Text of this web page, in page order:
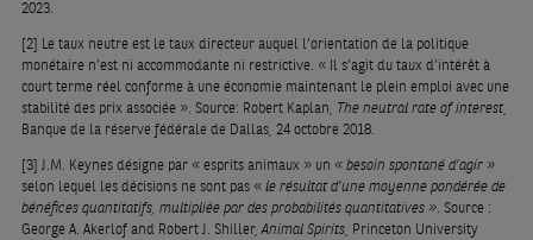
2023.
[2] Le taux neutre est le taux directeur auquel l’orientation de la politique
monétaire n’est ni accommodante ni restrictive. « Il s’agit du taux d’intérêt à
court terme réel conforme à une économie maintenant le plein emploi avec une
stabilité des prix associée ». Source: Robert Kaplan, The neutral rate of interest,
Banque de la réserve fédérale de Dallas, 24 octobre 2018.
[3] J.M. Keynes désigne par « esprits animaux » un « besoin spontané d’agir »
selon lequel les décisions ne sont pas « le résultat d’une moyenne pondérée de
bénéfices quantitatifs, multipliée par des probabilités quantitatives ». Source :
George A. Akerlof and Robert J. Shiller,Animal Spirits, Princeton University